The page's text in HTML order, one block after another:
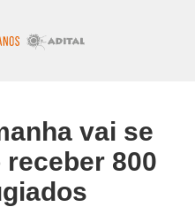
vai se
800